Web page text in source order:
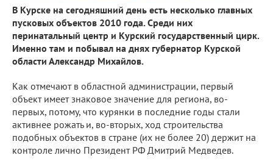
В Курске на сегодняшний день есть несколько главных
пусковых объектов 2010 года. Среди них
перинатальный центр и Курский государственный цирк.
Именно там и побывал на днях губернатор Курской
области Александр Михайлов.
Как отмечают в областной администрации, первый
объект имеет знаковое значение для региона, во-
первых, потому, что курянки в последние годы стали
активнее рожать и, во-вторых, ход строительства
подобных объектов в стране (их не более 20) держит на
контроле лично Президент РФ Дмитрий Медведев.